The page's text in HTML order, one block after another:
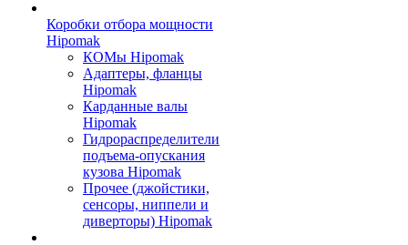
Коробки отбора мощности
Hipomak
КОМы Hipomak
Адаптеры, фланцы
Hipomak
Карданные валы
Hipomak
Гидрораспределители
подъема-опускания
кузова Hipomak
Прочее (джойстики,
сенсоры, ниппели и
диверторы) Hipomak